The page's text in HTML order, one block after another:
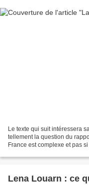
Le texte qui suit intéressera
tellement la question du
France est complexe et pas
Lena Louarn : ce